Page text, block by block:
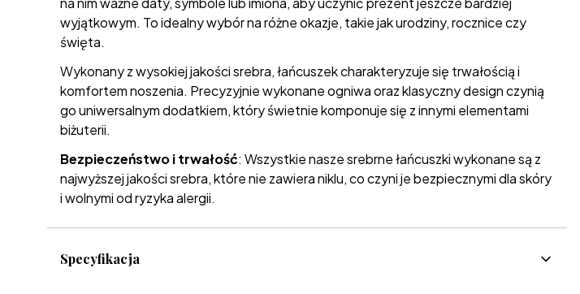
wyjątkowym. To idealny wybór na różne okazje, takie jak urodziny, rocznice czy
święta.
Wykonany z wysokiej jakości srebra, łańcuszek charakteryzuje się trwałością i
komfortem noszenia. Precyzyjnie wykonane ogniwa oraz klasyczny design czynią
go uniwersalnym dodatkiem, który świetnie komponuje się z innymi elementami
biżuterii.
Bezpieczeństwo i trwałość: Wszystkie nasze srebrne łańcuszki wykonane są z
najwyższej jakości srebra, które nie zawiera niklu, co czyni je bezpiecznymi dla skóry
i wolnymi od ryzyka alergii.
Specyfikacja